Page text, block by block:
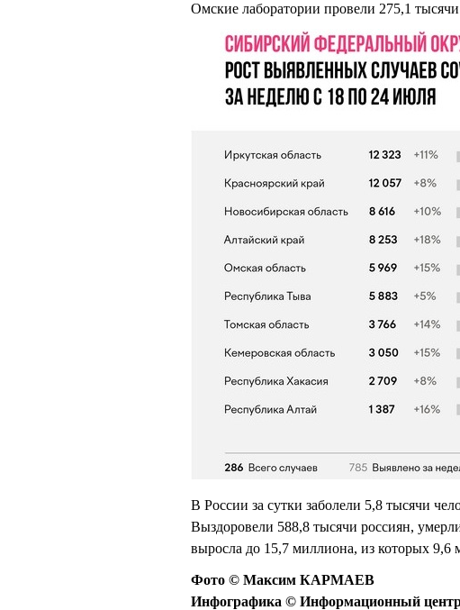
Омские лаборатории провели 275,1 тысячи
В России за сутки заболели 5,8 тысячи
Выздоровели 588,8 тысячи россиян,
выросла до 15,7 миллиона, из которых
Фото © Максим КАРМАЕВ
Инфографика © Информационный центр